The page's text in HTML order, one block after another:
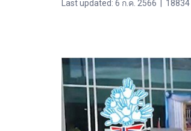
Last updated: 6 ก.ค. 2566